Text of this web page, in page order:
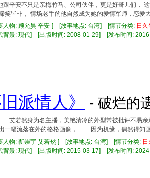
跟辛安不只是亲梅竹马、公司伙伴，更是好哥儿们，
笑皆非， 情场老手的他自然成为她的爱情军师，恋爱
人物: 顾允昊 辛安 ] [故事地点: 台湾] [情节分类: 日久
背景: 现代] [出版时间: 2008-01-29] [发布时间:
派情人》 - 破烂的
艾若然身为名主播，美艳清冷的外型常被批评不
一幅流落在外的格格画像， 因为机缘，偶然得知
人物: 靳崇宇 艾若然 ] [故事地点: 台湾] [情节分类:
背景: 现代] [出版时间: 2015-03-17] [发布时间: